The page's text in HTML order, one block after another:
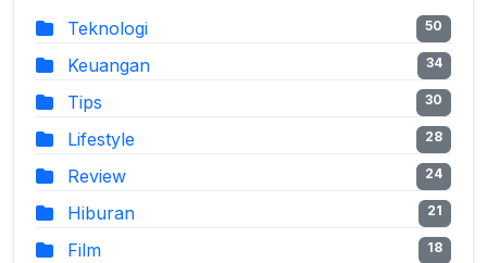
Teknologi 50
Keuangan 34
Tips 30
Lifestyle 28
Review 24
Hiburan 21
Film 18